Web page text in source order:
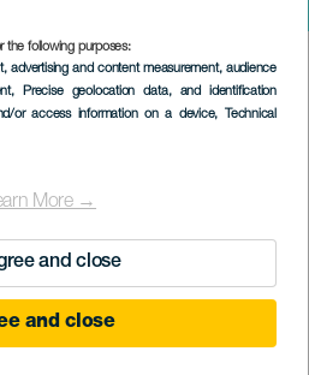
the following purposes:
advertising and content measurement, audience
, Precise geolocation data, and identification
or access information on a device, Technical
More →
and close
and close